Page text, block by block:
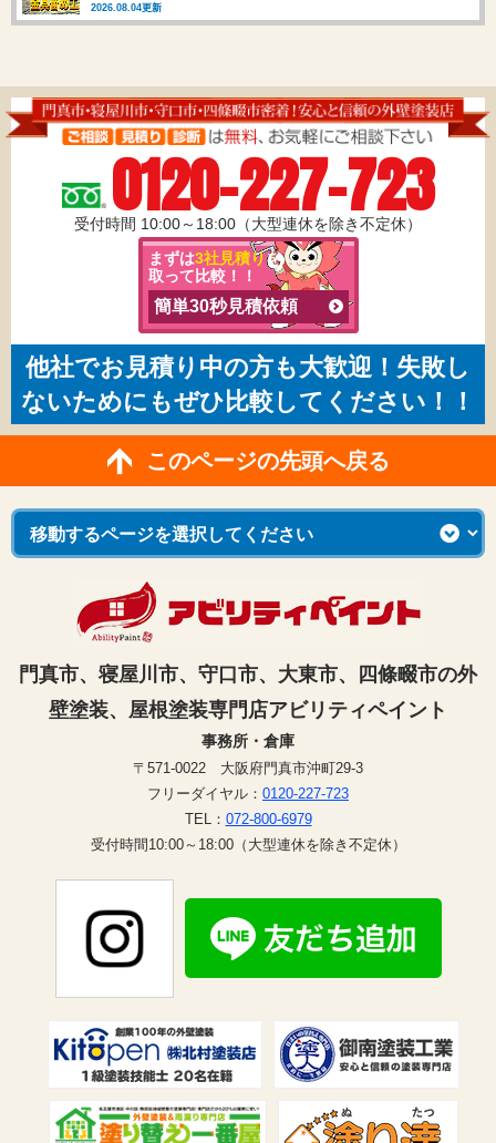
2026.08.04更新
0120-227-723
受付時間 10:00～18:00（大型連休を除き不定休）
まずは3社見積りを
取って比較！！
簡単30秒見積依頼
他社でお見積り中の方も大歓迎！失敗し
ないためにもぜひ比較してください！！
このページの先頭へ戻る
門真市、寝屋川市、守口市、大東市、四條畷市の外
壁塗装、屋根塗装専門店アビリティペイント
事務所・倉庫
〒571-0022 大阪府門真市沖町29-3
フリーダイヤル： 0120-227-723
TEL： 072-800-6979
受付時間10:00～18:00（大型連休を除き不定休）